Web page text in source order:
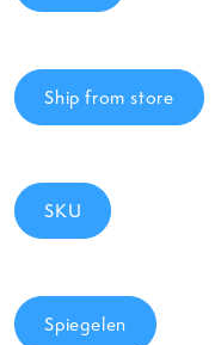
Ship from store
SKU
Spiegelen